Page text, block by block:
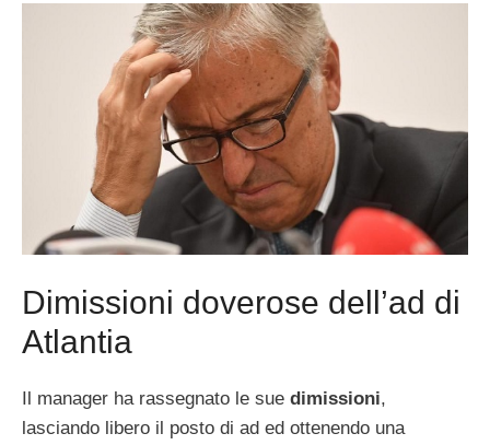
Dimissioni doverose dell’ad di
Atlantia
Il manager ha rassegnato le sue dimissioni,
lasciando libero il posto di ad ed ottenendo una